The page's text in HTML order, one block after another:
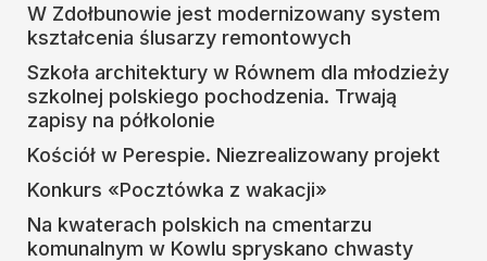
W Zdołbunowie jest modernizowany system
kształcenia ślusarzy remontowych
Szkoła architektury w Równem dla młodzieży
szkolnej polskiego pochodzenia. Trwają
zapisy na półkolonie
Kościół w Perespie. Niezrealizowany projekt
Konkurs «Pocztówka z wakacji»
Na kwaterach polskich na cmentarzu
komunalnym w Kowlu spryskano chwasty